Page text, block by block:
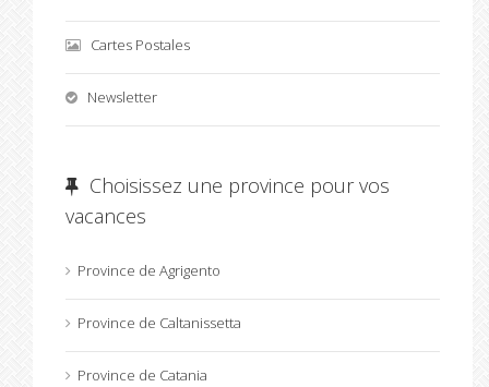
Cartes Postales
Newsletter
Choisissez une province pour vos
vacances
Province de Agrigento
Province de Caltanissetta
Province de Catania